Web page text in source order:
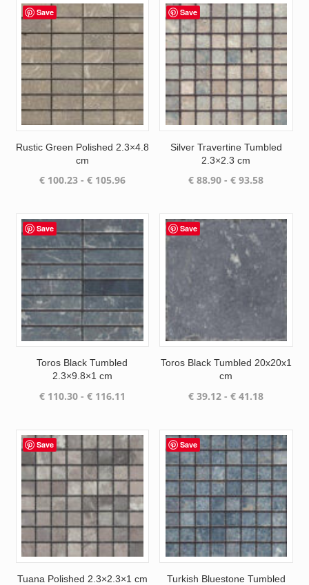
€ 99.16
Save
Rustic Green Polished 2.3×4.8
cm
€100.23 - €105.96Prijsklasse:
€ 105.96
Save
Silver Travertine Tumbled
2.3×2.3 cm
€ 88.90 - € 93.58
€ 93.58
Save
Toros Black Tumbled
2.3×9.8×1 cm
€110.30 - €116.11
€ 116.11
Save
Toros Black Tumbled 20x20x1
cm
€ 39.12 - € 41.18
€ 41.18
Save
Tuana Polished 2.3×2.3×1 cm
Save
Turkish Bluestone Tumbled